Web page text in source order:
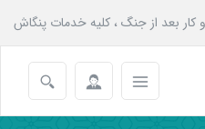
کار بعد از جنگ ، کلیه خدمات پنگاش